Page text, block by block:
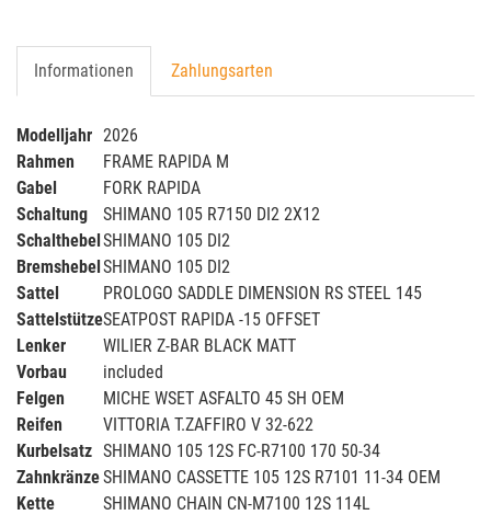
Informationen Zahlungsarten
Modelljahr 2026
Rahmen
FRAME RAPIDA M
Gabel
FORK RAPIDA
Schaltung
SHIMANO 105 R7150 DI2 2X12
SchalthebelSHIMANO 105 DI2
BremshebelSHIMANO 105 DI2
Sattel
PROLOGO SADDLE DIMENSION RS STEEL 145
SattelstützeSEATPOST RAPIDA -15 OFFSET
Lenker
WILIER Z-BAR BLACK MATT
Vorbau
included
Felgen
MICHE WSET ASFALTO 45 SH OEM
Reifen
VITTORIA T.ZAFFIRO V 32-622
Kurbelsatz SHIMANO 105 12S FC-R7100 170 50-34
ZahnkränzeSHIMANO CASSETTE 105 12S R7101 11-34 OEM
Kette
SHIMANO CHAIN CN-M7100 12S 114L